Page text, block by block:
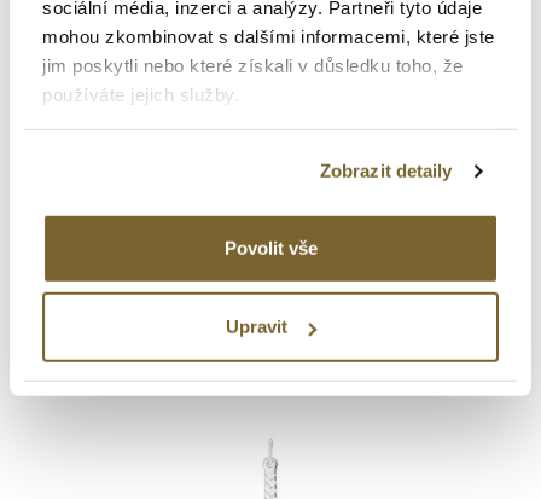
sociální média, inzerci a analýzy. Partneři tyto údaje
mohou zkombinovat s dalšími informacemi, které jste
jim poskytli nebo které získali v důsledku toho, že
používáte jejich služby.
Zobrazit detaily
Povolit vše
Upravit
PŘÍVĚSEK ZE ŽLUTÉHO ZLATA
Altman Jewellery
1 330 Kč